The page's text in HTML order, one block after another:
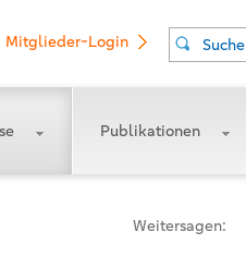
Suche
Mitglieder-Login
Publikationen
Weitersagen: